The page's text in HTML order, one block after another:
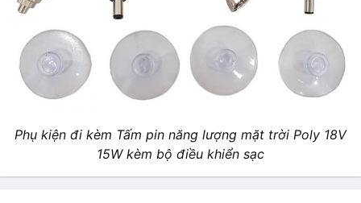
Phụ kiện đi kèm Tấm pin năng lượng mặt trời Poly 18V
15W kèm bộ điều khiển sạc